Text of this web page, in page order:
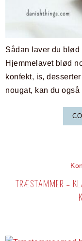
Sådan laver du blød
Hjemmelavet blød
konfekt, is,
nougat, kan du
TRÆSTAMMER –